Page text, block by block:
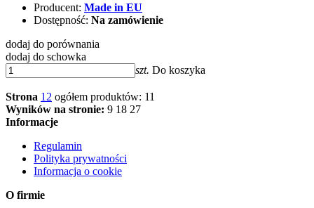
Producent: Made in EU
Dostępność: Na zamówienie
dodaj do porównania
dodaj do schowka
szt. Do koszyka
Strona 1 2 ogółem produktów: 11
Wyników na stronie: 9 18 27
Informacje
Regulamin
Polityka prywatności
Informacja o cookie
O firmie